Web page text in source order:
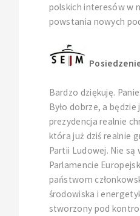
polskich interesów w
powstania nowych
Bardzo dziękuję.
Było dobrze, a
prezydencja realnie
która już dziś realnie
Partii Ludowej. Nie
Parlamencie
państwom
środowiska i
stworzony pod